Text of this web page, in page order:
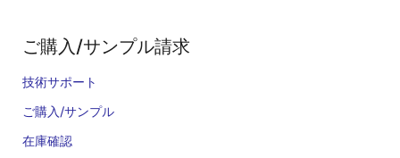
ご購入/サンプル請求
技術サポート
ご購入/サンプル
在庫確認